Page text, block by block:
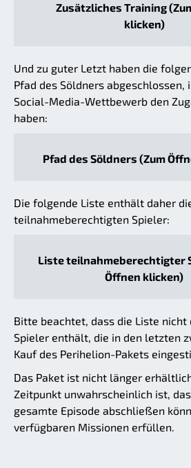
Zusätzliches Training
klicken)
Und zu guter Letzt haben die
Pfad des Söldners abgeschlossen,
Social-Media-Wettbewerb den
haben:
Pfad des Söldners (Zum
Die folgende Liste enthält daher
teilnahmeberechtigten Spieler:
Liste teilnahmeberechtigter
Öffnen klicken)
Bitte beachtet, dass die Liste nicht
Spieler enthält, die in den letzten
Kauf des Perihelion-Pakets
Das Paket ist nicht länger
Zeitpunkt unwahrscheinlich ist,
gesamte Episode abschließen
verfügbaren Missionen erfüllen.